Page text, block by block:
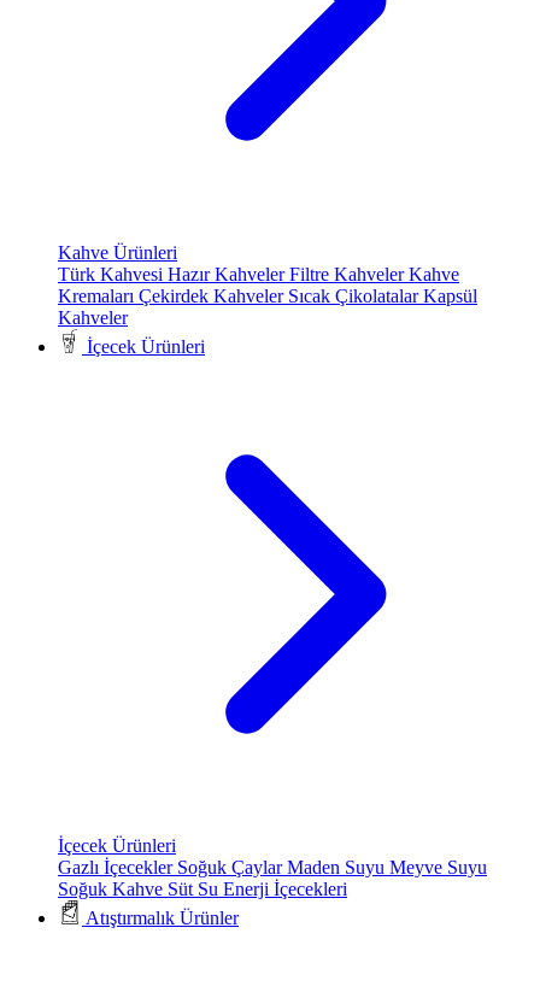
Kahve Ürünleri
Türk Kahvesi Hazır KahvelerFiltre KahvelerKahve
Kremaları Çekirdek Kahveler Sıcak ÇikolatalarKapsül
Kahveler
İçecek Ürünleri
İçecek Ürünleri
Gazlı İçecekler Soğuk ÇaylarMaden Suyu Meyve Suyu
Soğuk Kahve Süt Su Enerji İçecekleri
Atıştırmalık Ürünler